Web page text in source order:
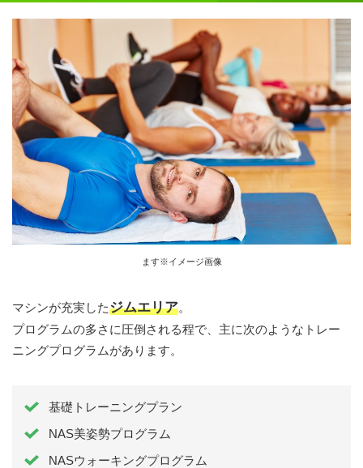
ます※イメージ画像
マシンが充実したジムエリア。
プログラムの多さに圧倒される程で、主に次のようなトレー
ニングプログラムがあります。
基礎トレーニングプラン
NAS美姿勢プログラム
NASウォーキングプログラム